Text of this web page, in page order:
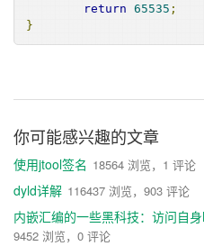
return
65535 ;
}
你可能感兴趣的文章
使用jtool签名 18564 浏览，1 评论
dyld详解 116437 浏览，903 评论
内嵌汇编的一些黑科技：访问自
9452 浏览，0 评论